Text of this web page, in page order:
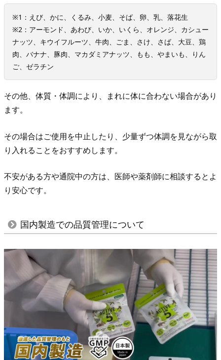
材
料
を
確
認
か
ら
取
り
入
れ
ま
う
国
製
で
品
質
※1：えび、かに、くるみ、小麦、そば、卵、乳、落花生
※2：アーモンド、あわび、いか、いくら、オレンジ、カシュー
ナッツ、キウイフルーツ、牛肉、ごま、さけ、さば、大豆、鶏
肉、バナナ、豚肉、マカダミアナッツ、もも、やまいも、りん
ご、ゼラチン
その他、体質・体調により、まれに体に合わない場合があり
ます。
その場合はご使用を中止したり、少量ずつ体調を見ながら取
り入れることをおすすめします。
不安がある方や通院中の方は、医師や薬剤師に相談するとよ
り安心です。
国内製造での品質管理について